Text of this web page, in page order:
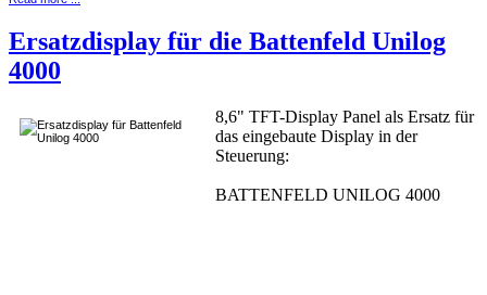
Ersatzdisplay für die Battenfeld Unilog
4000
8,6" TFT-Display Panel als Ersatz für
das eingebaute Display in der
Steuerung:
BATTENFELD UNILOG 4000